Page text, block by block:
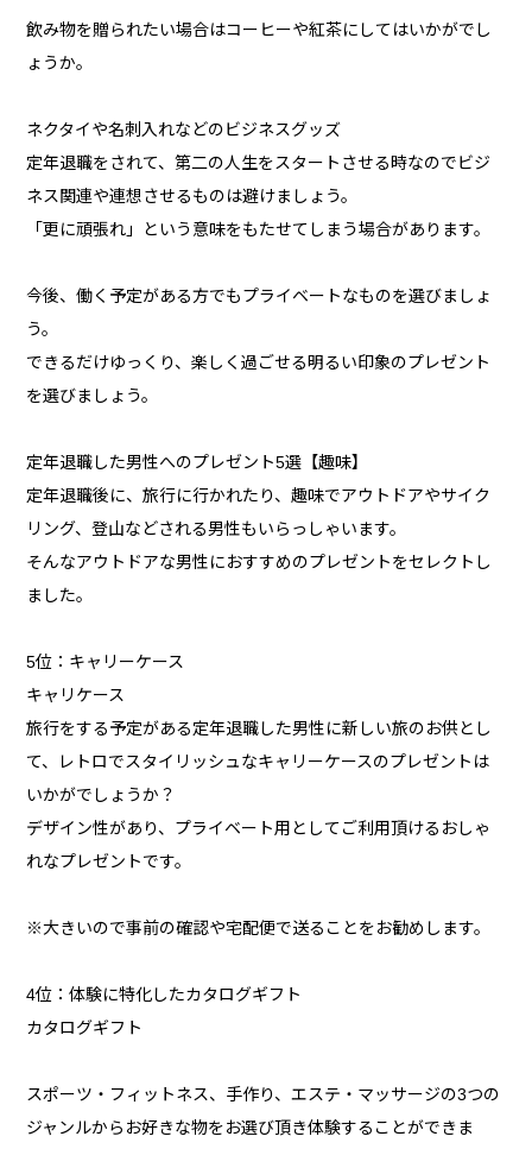
飲み物を贈られたい場合はコーヒーや紅茶にしてはいかがでし
ょうか。
ネクタイや名刺入れなどのビジネスグッズ
定年退職をされて、第二の人生をスタートさせる時なのでビジ
ネス関連や連想させるものは避けましょう。
「更に頑張れ」という意味をもたせてしまう場合があります。
今後、働く予定がある方でもプライベートなものを選びましょ
う。
できるだけゆっくり、楽しく過ごせる明るい印象のプレゼント
を選びましょう。
定年退職した男性へのプレゼント5選【趣味】
定年退職後に、旅行に行かれたり、趣味でアウトドアやサイク
リング、登山などされる男性もいらっしゃいます。
そんなアウトドアな男性におすすめのプレゼントをセレクトし
ました。
5位：キャリーケース
キャリケース
旅行をする予定がある定年退職した男性に新しい旅のお供とし
て、レトロでスタイリッシュなキャリーケースのプレゼントは
いかがでしょうか？
デザイン性があり、プライベート用としてご利用頂けるおしゃ
れなプレゼントです。
※大きいので事前の確認や宅配便で送ることをお勧めします。
4位：体験に特化したカタログギフト
カタログギフト
スポーツ・フィットネス、手作り、エステ・マッサージの3つの
ジャンルからお好きな物をお選び頂き体験することができま